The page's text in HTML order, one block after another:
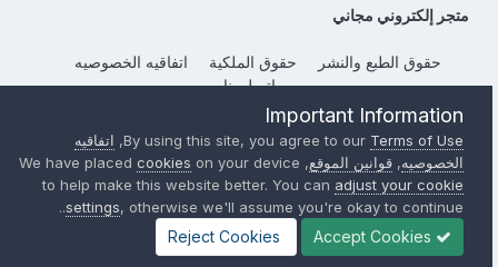
متجر إلكتروني مجاني
حقوق الطبع والنشر حقوق الملكية
اتفاقيه الخصوصيه
إتصل بنا
Powered by Invision CommunityImportant Information
By using this site, you agree to ourTerms of Use
, اتفاقيه
الخصوصيه, قوانين الموقع, We have placed
cookies on your device
to help make this website better. You canadjust your cookie
settings , otherwise we'll assume you're okay to continue..
Accept Cookies